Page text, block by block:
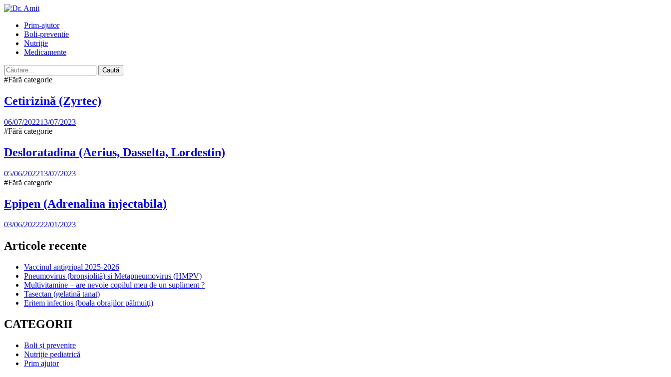
Skip
content
Primary
Menu
Prim-ajutor
Boli-preventie
Nutriție
Medicamente
Caută
după:
#Fără categorie
Cetirizină (Zyrtec)
06/07/202213/07/2023
#Fără categorie
Desloratadina (Aerius, Dasselta, Lordestin)
05/06/202213/07/2023
#Fără categorie
Epipen (Adrenalina injectabila)
03/06/202222/01/2023
Articole recente
Vaccinul antigripal 2025-2026
Pneumovirus (bronșiolită) si Metapneumovirus (HMPV)
Multivitamine – are nevoie copilul meu de un supliment ?
Tasectan (gelatină tanat)
Eritem infectios (boala obrajilor pălmuiţi)
CATEGORII
Boli și prevenire
Nutriţie pediatrică
Prim ajutor